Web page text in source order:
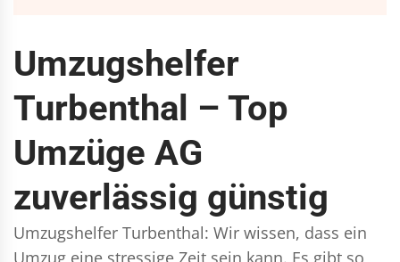
Umzugshelfer
Turbenthal – Top
Umzüge AG
zuverlässig günstig
Umzugshelfer Turbenthal: Wir wissen, dass ein
Umzug eine stressige Zeit sein kann. Es gibt so